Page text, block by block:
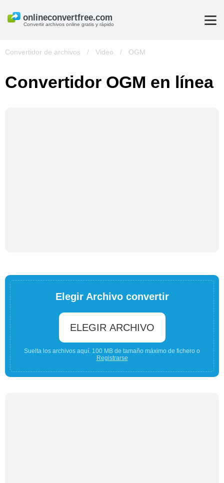
Convertir archivos online gratis y rápido
Convertidor de archivos / Video / OGM
Convertidor OGM en línea
Elegir Archivo convertir
ELEGIR ARCHIVO
Suelta los archivos aquí. 100 MB de tamaño máximo de fichero o
Registrarse